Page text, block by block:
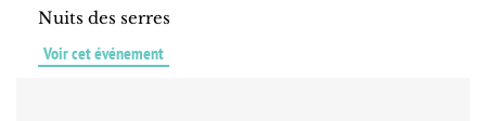
Nuits des serres
Voir cet événement